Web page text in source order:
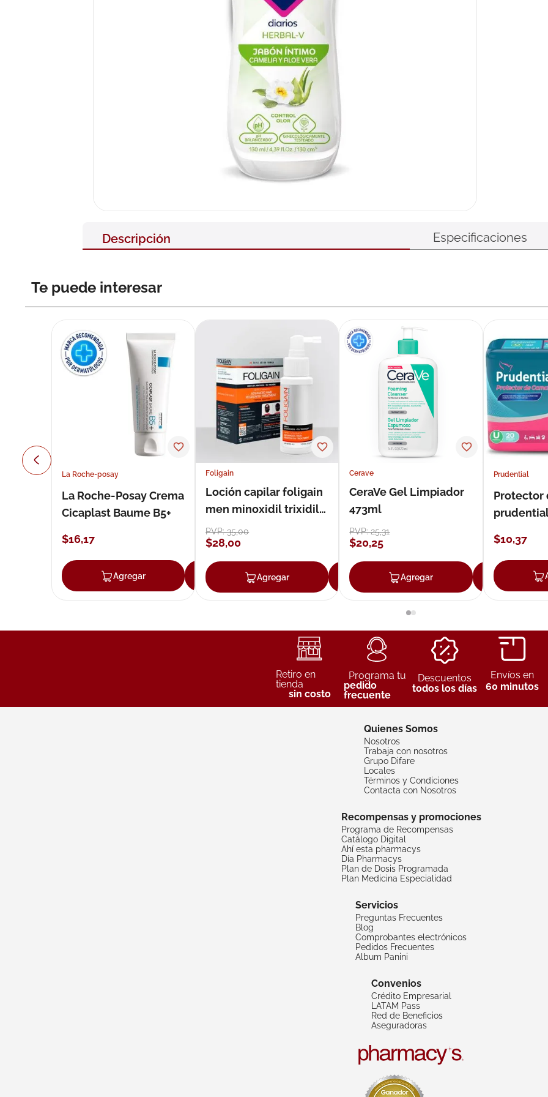
Descripción Especificaciones
Te puede interesar
La Roche-posay
La Roche-Posay Crema
Cicaplast Baume B5+
$16,17
Agregar Agregar
Foligain
Loción capilar foligain
men minoxidil trixidil
loción 59 ml
PVP:35,00
$28,00
Agregar Agregar
Cerave
CeraVe Gel Limpiador
473ml
PVP:25,31
$20,25
Agregar
Prudential
Protector
$10,37
Retiro en
tienda
sin costo
Programa tu
pedido
frecuente
Descuentos
todos los días
Envíos en
60 minutos
Quienes Somos
Nosotros
Trabaja con nosotros
Grupo Difare
Locales
Términos y Condiciones
Contacta con Nosotros
Recompensas y promociones
Programa de Recompensas
Catálogo Digital
Ahí esta pharmacys
Día Pharmacys
Plan de Dosis Programada
Plan Medicina Especialidad
Servicios
Preguntas Frecuentes
Blog
Comprobantes electrónicos
Pedidos Frecuentes
Album Panini
Convenios
Crédito Empresarial
LATAM Pass
Red de Beneficios
Aseguradoras
pañales